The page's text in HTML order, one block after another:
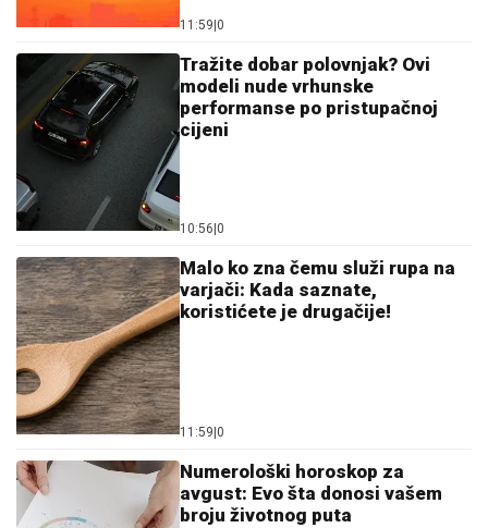
11:59 0
Tražite dobar polovnjak? Ovi
modeli nude vrhunske
performanse po pristupačnoj
cijeni
10:56 0
Malo ko zna čemu služi rupa na
varjači: Kada saznate,
koristićete je drugačije!
11:59 0
Numerološki horoskop za
avgust: Evo šta donosi vašem
broju životnog puta